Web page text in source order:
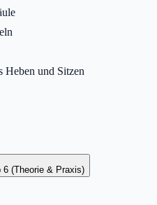
Heben und Sitzen
6 (Theorie & Praxis)